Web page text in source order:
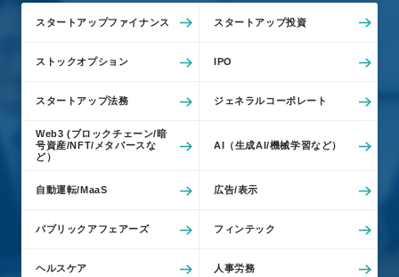
i
e
事
Z
L
o
M
e
スタートアップファイナンス スタートアップ投資
ストックオプション IPO
スタートアップ法務 ジェネラルコーポレート
Web3 (ブロックチェーン/暗
号資産/NFT/メタバースな
ど）
AI（生成AI/機械学習など）
自動運転/MaaS 広告/表示
パブリックアフェアーズ フィンテック
ヘルスケア 人事労務